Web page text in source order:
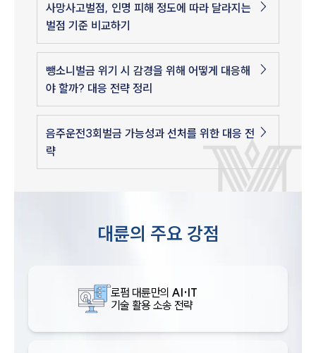
사망사고벌점, 인명 피해 정도에 따라 달라지는
벌점 기준 비교하기
뺑소니벌금 위기 시 감경을 위해 어떻게 대응해
야 할까? 대응 전략 정리
음주운전3회벌금 가능성과 선처를 위한 대응 전
략
대륜의 주요 강점
로펌 대륜만의 AI·IT
기술 활용 소송 전략